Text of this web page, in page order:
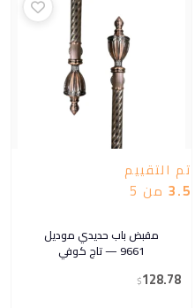
تم التقييم
3.5 من 5
مقبض باب حديدي موديل
9661 — تاج كوفي
$128.78